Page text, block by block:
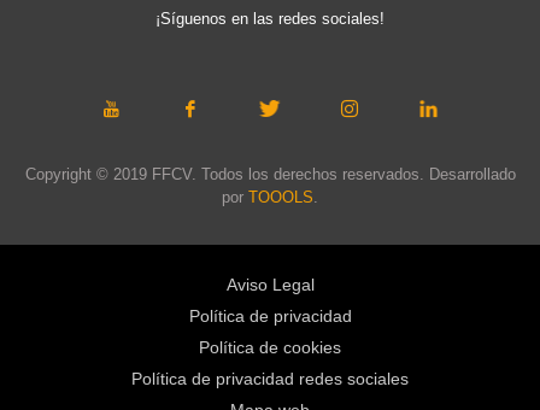
¡Síguenos en las redes sociales!
Copyright © 2019 FFCV. Todos los derechos reservados. Desarrollado
por TOOOLS
Aviso Legal
Política de privacidad
Política de cookies
Política de privacidad redes sociales